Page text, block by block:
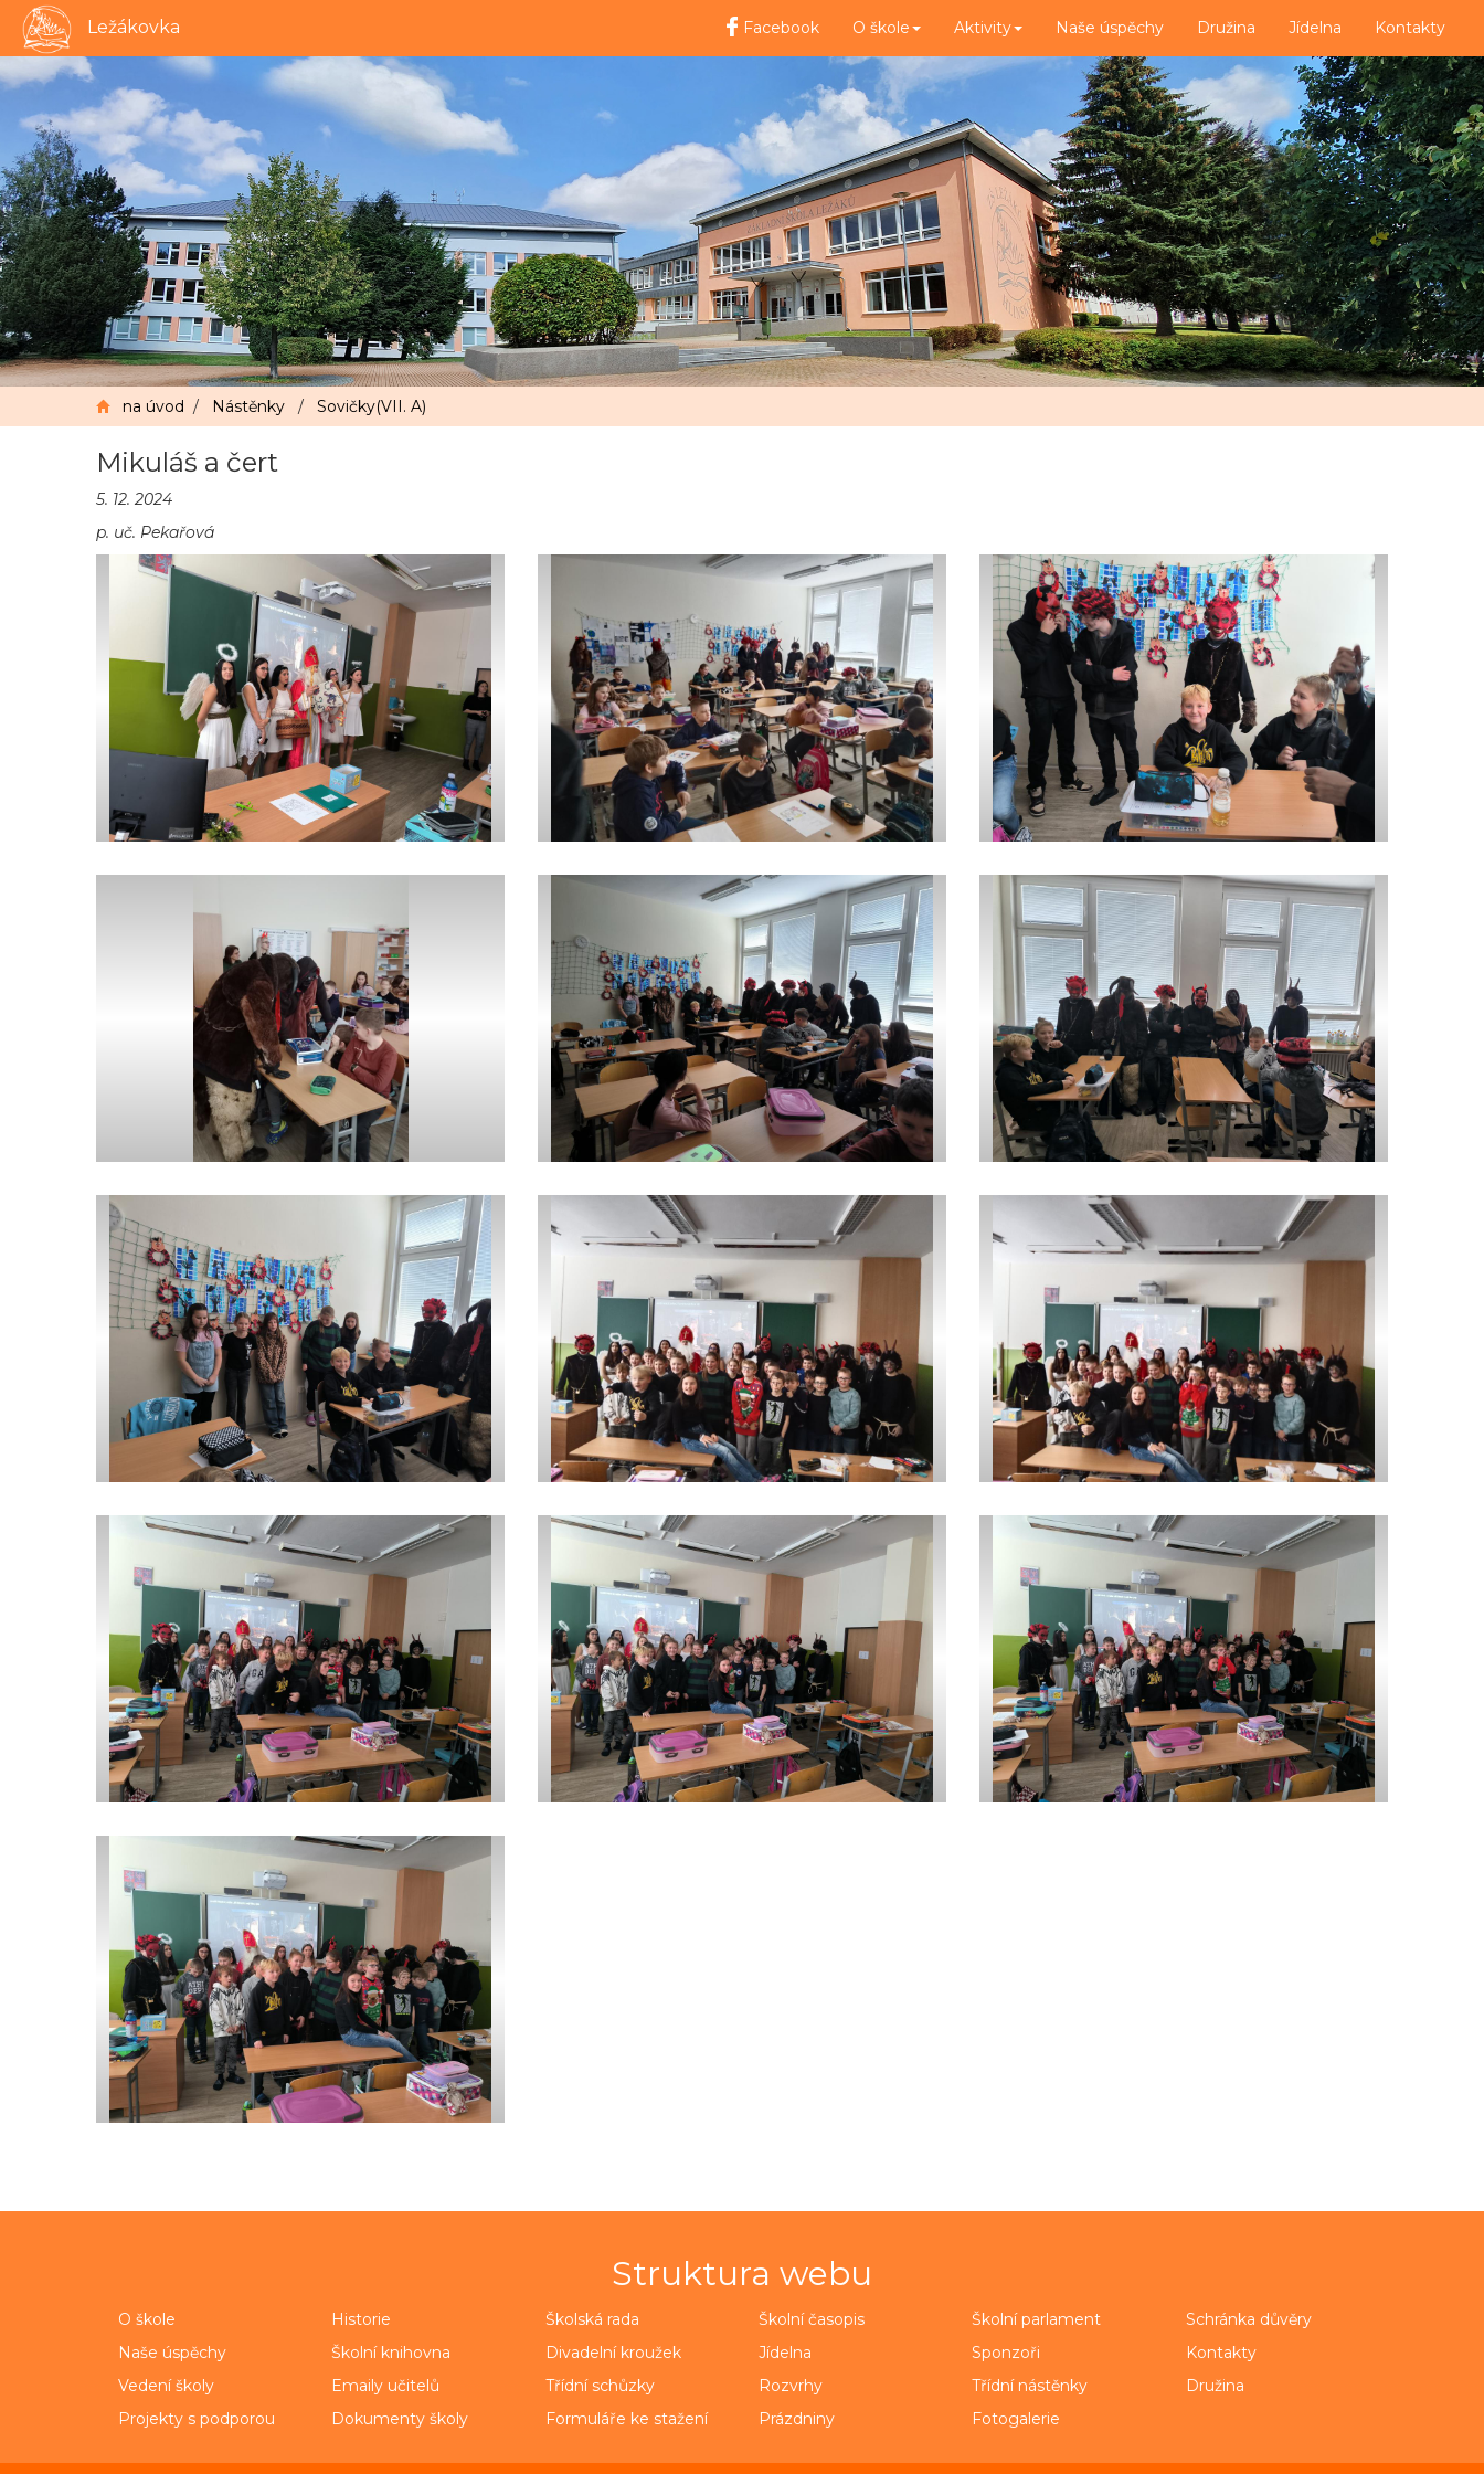
Ležákovka Facebook O škole Aktivity Naše úspěchy Družina Jídelna Kontakty
na úvod / Nástěnky / Sovičky(VII. A)
Mikuláš a čert
5. 12. 2024
p. uč. Pekařová
Struktura webu
O škole Historie Školská rada Školní časopis Školní parlament
Schránka důvěry
Naše úspěchy
Školní knihovna Divadelní kroužek Jídelna Sponzoři
Kontakty
Vedení školy
Emaily učitelů Třídní schůzky Rozvrhy Třídní nástěnky
Družina
Projekty s podporou
Dokumenty školy Formuláře ke stažení Prázdniny Fotogalerie